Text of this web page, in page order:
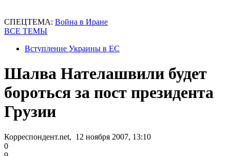
СПЕЦТЕМА: Война в Иране
ВСЕ ТЕМЫ
Вступление Украины в ЕС
Шалва Нателашвили будет
бороться за пост президента
Грузии
Корреспондент.net, 12 ноября 2007, 13:10
0